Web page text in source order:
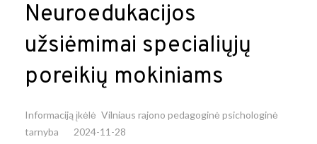
Neuroedukacijos
užsiėmimai specialiųjų
poreikių mokiniams
Informaciją įkėlė Vilniaus rajono pedagoginė psichologinė
tarnyba
2024-11-28